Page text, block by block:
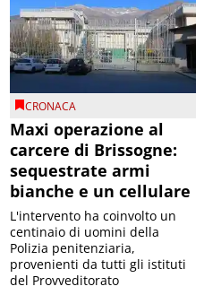
CRONACA
Maxi operazione al
carcere di Brissogne:
sequestrate armi
bianche e un cellulare
L'intervento ha coinvolto un
centinaio di uomini della
Polizia penitenziaria,
provenienti da tutti gli istituti
del Provveditorato